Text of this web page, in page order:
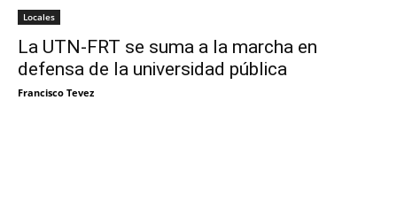
Locales
La UTN-FRT se suma a la marcha en
defensa de la universidad pública
Francisco Tevez